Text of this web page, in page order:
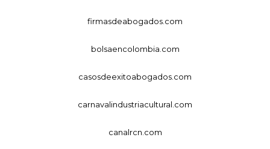
firmasdeabogados.com
bolsaencolombia.com
casosdeexitoabogados.com
carnavalindustriacultural.com
canalrcn.com